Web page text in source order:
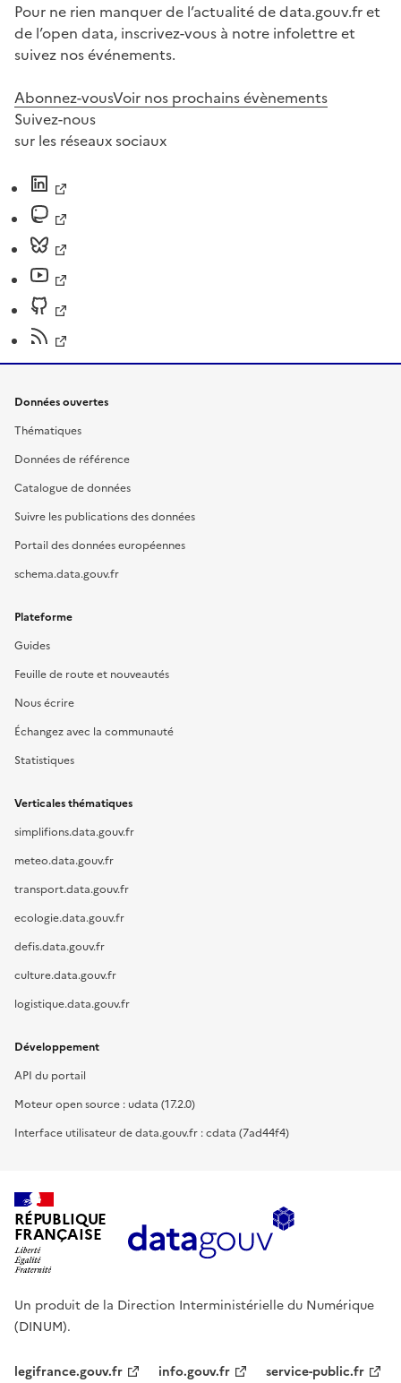
Pour ne rien manquer de l’actualité de data.gouv.fr et
de l’open data, inscrivez-vous à notre infolettre et
suivez nos événements.
Abonnez-vousVoir nos prochains évènements
Suivez-nous
sur les réseaux sociaux
Données ouvertes
Thématiques
Données de référence
Catalogue de données
Suivre les publications des données
Portail des données européennes
schema.data.gouv.fr
Plateforme
Guides
Feuille de route et nouveautés
Nous écrire
Échangez avec la communauté
Statistiques
Verticales thématiques
simplifions.data.gouv.fr
meteo.data.gouv.fr
transport.data.gouv.fr
ecologie.data.gouv.fr
defis.data.gouv.fr
culture.data.gouv.fr
logistique.data.gouv.fr
Développement
API du portail
Moteur open source : udata (17.2.0)
Interface utilisateur de data.gouv.fr : cdata (7ad44f4)
RÉPUBLIQUE
FRANÇAISE
Un produit de la Direction Interministérielle du Numérique
(DINUM).
legifrance.gouv.fr info.gouv.fr service-public.fr